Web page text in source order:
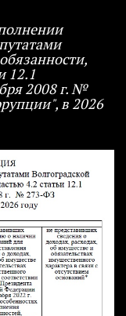
12.1
2008 г. №
в 2026